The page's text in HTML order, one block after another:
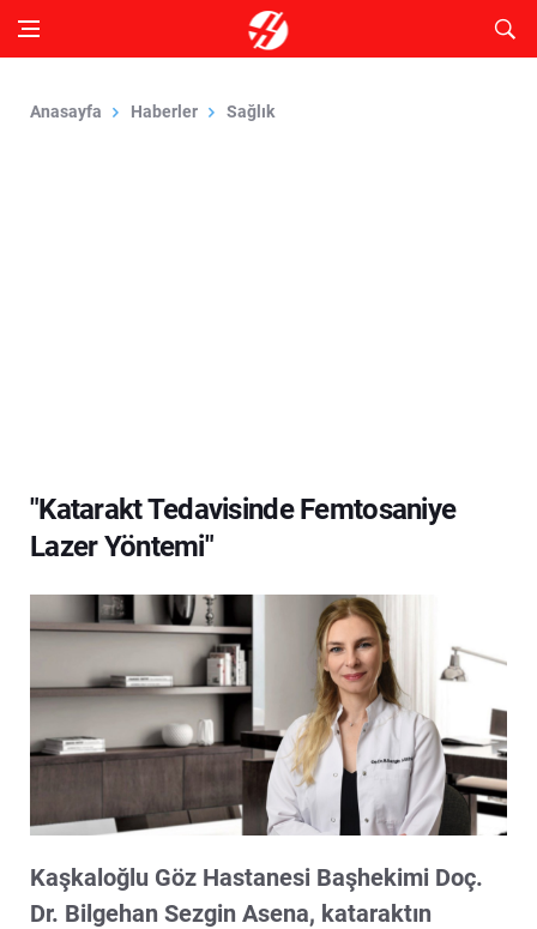
Anasayfa Haberler Sağlık
"Katarakt Tedavisinde Femtosaniye
Lazer Yöntemi"
Kaşkaloğlu Göz Hastanesi Başhekimi Doç.
Dr. Bilgehan Sezgin Asena, kataraktın